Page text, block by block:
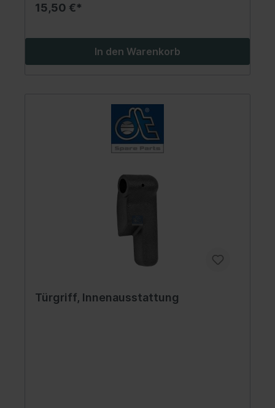
15,50 €*
In den Warenkorb
Türgriff, Innenausstattung